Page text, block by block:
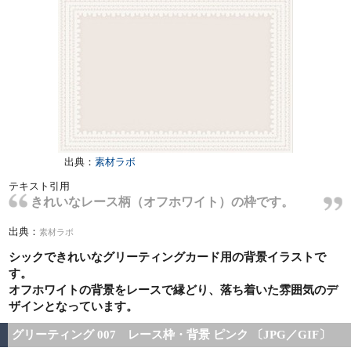
出典： 素材ラボ
テキスト引用
きれいなレース柄（オフホワイト）の枠です。
出典：素材ラボ
シックできれいなグリーティングカード用の背景イラストで
す。
オフホワイトの背景をレースで縁どり、落ち着いた雰囲気のデ
ザインとなっています。
グリーティング 007 レース枠・背景 ピンク 〔JPG／GIF〕